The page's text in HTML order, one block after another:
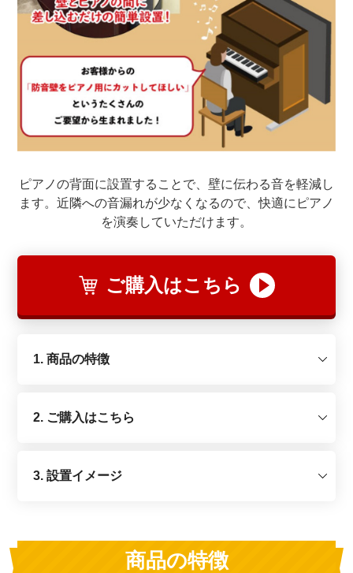
ピアノの背面に設置することで、壁に伝わる音を軽減し
ます。近隣への音漏れが少なくなるので、快適にピアノ
を演奏していただけます。
ご購入はこちら
1. 商品の特徴
2. ご購入はこちら
3. 設置イメージ
商品の特徴